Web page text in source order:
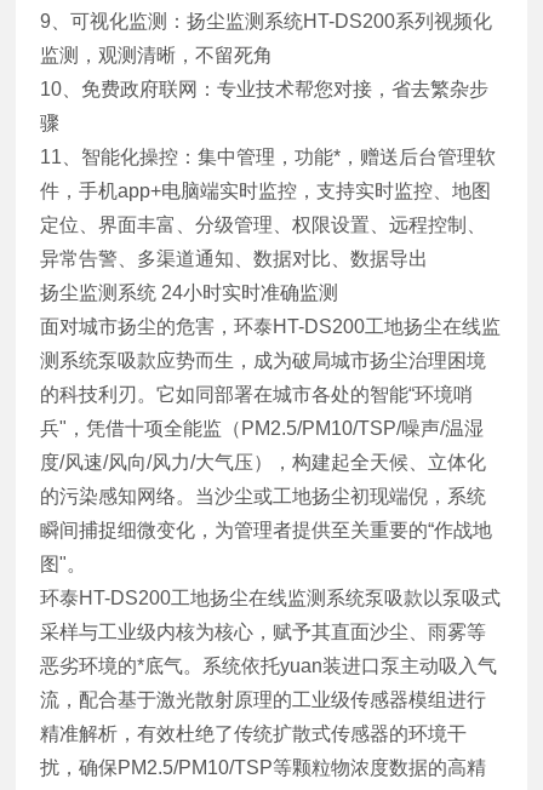
9、可视化监测：扬尘监测系统HT-DS200系列视频化
监测，观测清晰，不留死角
10、免费政府联网：专业技术帮您对接，省去繁杂步
骤
11、智能化操控：集中管理，功能*，赠送后台管理软
件，手机app+电脑端实时监控，支持实时监控、地图
定位、界面丰富、分级管理、权限设置、远程控制、
异常告警、多渠道通知、数据对比、数据导出
扬尘监测系统 24小时实时准确监测
面对城市扬尘的危害，环泰HT-DS200工地扬尘在线监
测系统泵吸款应势而生，成为破局城市扬尘治理困境
的科技利刃。它如同部署在城市各处的智能“环境哨
兵"，凭借十项全能监（PM2.5/PM10/TSP/噪声/温湿
度/风速/风向/风力/大气压），构建起全天候、立体化
的污染感知网络。当沙尘或工地扬尘初现端倪，系统
瞬间捕捉细微变化，为管理者提供至关重要的“作战地
图"。
环泰HT-DS200工地扬尘在线监测系统泵吸款以泵吸式
采样与工业级内核为核心，赋予其直面沙尘、雨雾等
恶劣环境的*底气。系统依托yuan装进口泵主动吸入气
流，配合基于激光散射原理的工业级传感器模组进行
精准解析，有效杜绝了传统扩散式传感器的环境干
扰，确保PM2.5/PM10/TSP等颗粒物浓度数据的高精